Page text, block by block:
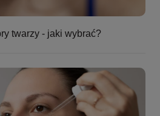
twarzy - jaki wybrać?